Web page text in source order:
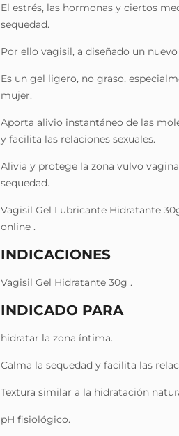
El estrés, las hormonas y ciertos
sequedad.
Por ello vagisil, a diseñado un
Es un gel ligero, no graso,
mujer.
Aporta alivio instantáneo de las
y facilita las relaciones sexuales.
Alivia y protege la zona vulvo
sequedad.
Vagisil Gel Lubricante Hidratante
online .
INDICACIONES
Vagisil Gel Hidratante 30g .
INDICADO PARA
hidratar la zona íntima.
Calma la sequedad y facilita las
Textura similar a la hidratación
pH fisiológico.